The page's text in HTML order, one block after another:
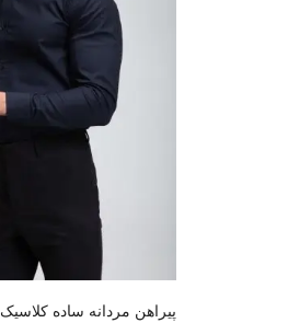
پیراهن مردانه ساده کلاسیک